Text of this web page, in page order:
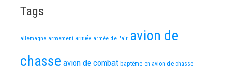
Tags
allemagne armement armée armée de l'air avion de
chasse avion de combat baptême en avion de chasse